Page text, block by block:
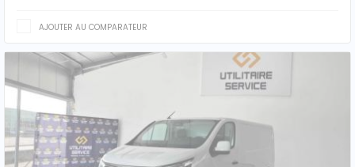
AJOUTER AU COMPARATEUR